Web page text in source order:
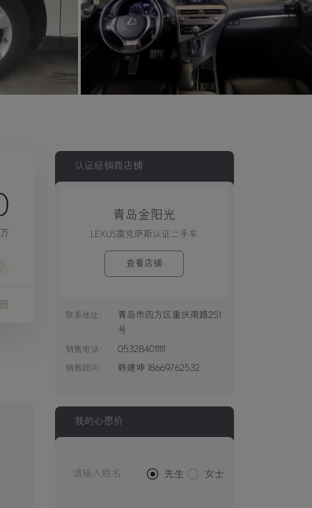
认证经销商店铺
青岛金阳光
LEXUS雷克萨斯认证二手车
查看店铺
联系地址：
青岛市四方区重庆南路251
号
销售电话： 053284011111
销售顾问： 韩建坤 18669762532
我的心愿价
 先生  女士